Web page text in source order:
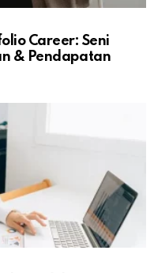
Career: Seni
& Pendapatan